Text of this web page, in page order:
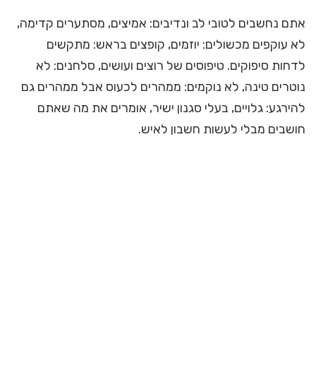
אתם נחשבים לטובי לב ונדיבים: אמיצים, מסתערים קדימה,
לא עוקפים מכשולים: יוזמים, קופצים בראש: מתקשים
לדחות סיפוקים. טיפוסים של רוצים ועושים, סלחנים: לא
נוטרים טינה, לא נוקמים: ממהרים לכעוס אבל ממהרים גם
להירגע: גלויים, בעלי סגנון ישיר, אומרים את מה שאתם
חושבים מבלי לעשות חשבון לאיש.